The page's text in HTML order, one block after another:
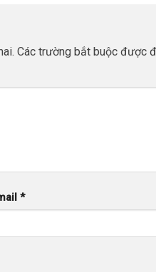
Các trường bắt buộc được
*